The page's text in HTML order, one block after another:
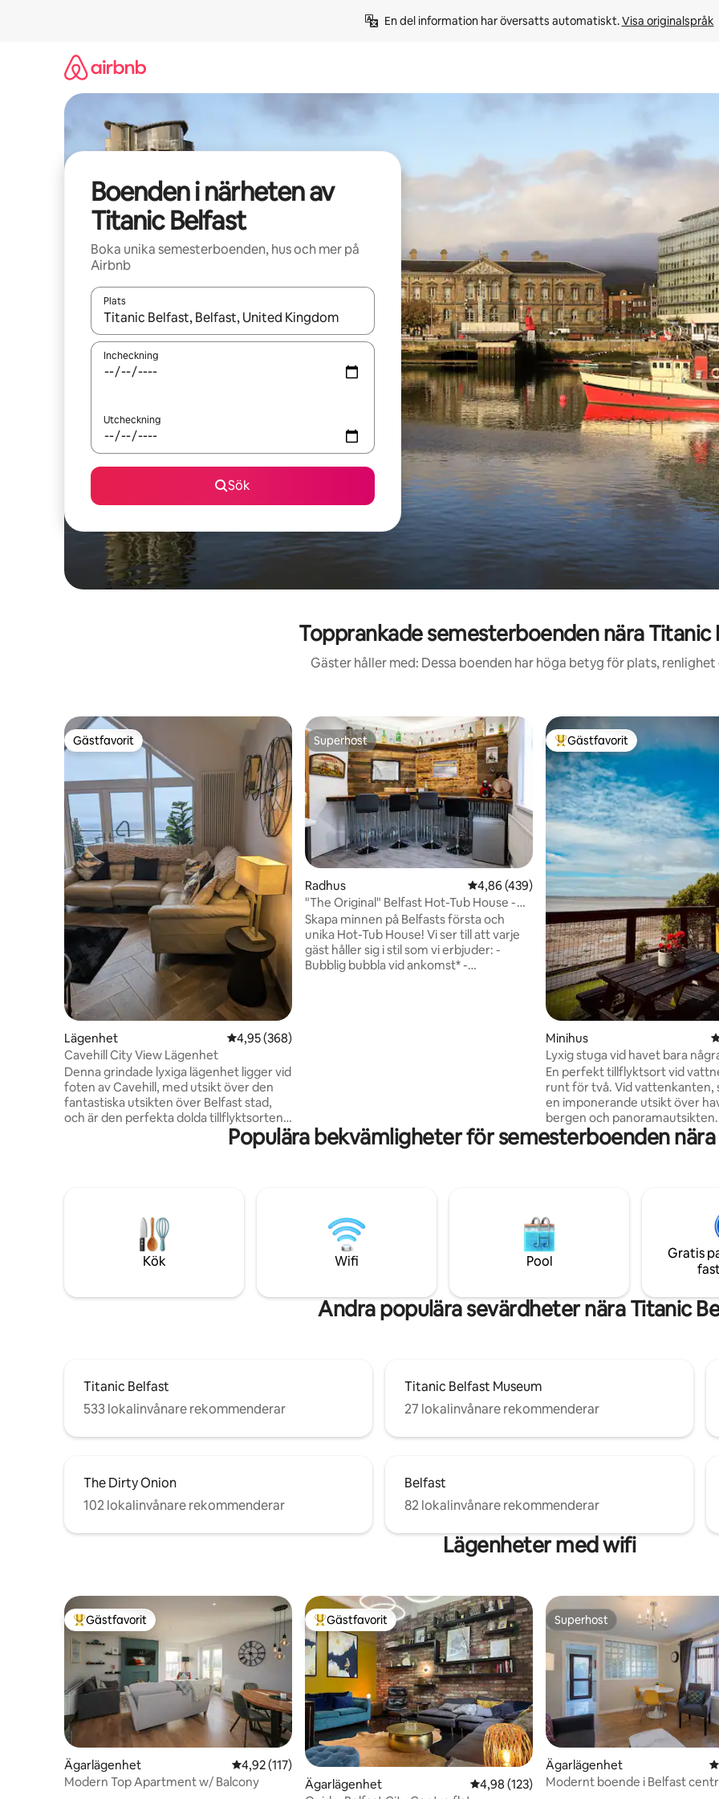
En del information har översatts automatiskt. Visa originalspråk
Boenden i närheten av
Titanic Belfast
Boka unika semesterboenden, hus och mer på
Airbnb
Plats
När resultaten är tillgängliga kan du navigera med upp- och nedåtpilarna eller utforska genom att trycka eller svepa.
Incheckning
Utcheckning
Sök
Topprankade semesterboenden nära Titanic
Gäster håller med: Dessa boenden har höga betyg för plats, renlighet
Gästfavorit
Gästfavorit
Lägenhet 4,95 av 5 i genomsnittligt betyg, 368 omdömen
4,95 (368)
Cavehill City View Lägenhet
Denna grindade lyxiga lägenhet ligger vid
foten av Cavehill, med utsikt över den
fantastiska utsikten över Belfast stad,
och är den perfekta dolda tillflyktsorten.
Du kan koppla av i bubbelpoolen och
poolen på den privata balkongen när du
precis utanför dörren! Du är också bara
10 minuter från Belfast centrum där du
kan njuta av alla sevärdheter, shopping
och restauranger Belfast har att erbjuda.
Superhost
Superhost
Radhus 4,86 av 5 i genomsnittligt betyg, 439
4,86 (439)
"The Original" Belfast Hot-Tub House -
City Center
Skapa minnen på Belfasts första och
unika Hot-Tub House! Vi ser till att varje
gäst håller sig i stil som vi erbjuder: -
Bubblig bubbla vid ankomst* -
Populär gästfavorit
Gästfavorit
Minihus
Lyxig stuga vid havet bara
från havet.
En perfekt tillflyktsort vid
runt för två. Vid vattenkanten,
en imponerande utsikt över
bergen och panoramautsikten.
minuters bilresa från en stor
marknadsstad och 20 minuter
solnedgångsdrinkar eller grill
balkongområde från master
Uteservering för avkoppling
matlagning. Vedspis i
Populära bekvämligheter för semesterboenden
Kök Wifi Pool
Gratis
Andra populära sevärdheter nära Titanic
Titanic Belfast
533 lokalinvånare rekommenderar
Titanic Belfast Museum
27 lokalinvånare rekommenderar
The Dirty Onion
102 lokalinvånare rekommenderar
Belfast
82 lokalinvånare rekommenderar
Lägenheter med wifi
Populär gästfavorit
Gästfavorit
Ägarlägenhet 4,92 av 5 i genomsnittligt betyg, 117 omdömen
4,92 (117)
Modern Top Apartment w/ Balcony
Populär gästfavorit
Gästfavorit
Ägarlägenhet 4,98 av 5 i genomsnittligt betyg, 123
4,98 (123)
Superhost
Superhost
Ägarlägenhet
Modernt boende i Belfast